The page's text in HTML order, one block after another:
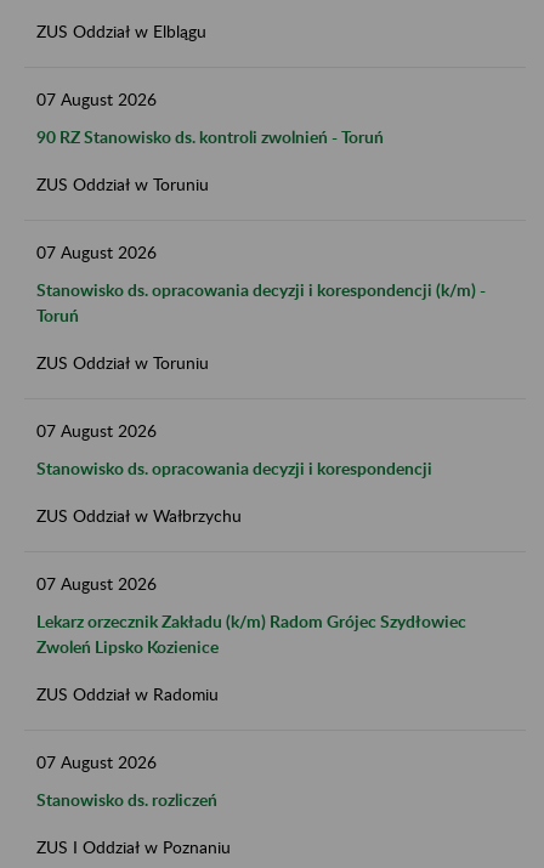
ZUS Oddział w Elblągu
07 August 2026
90 RZ Stanowisko ds. kontroli zwolnień - Toruń
ZUS Oddział w Toruniu
07 August 2026
Stanowisko ds. opracowania decyzji i korespondencji (k/m) -
Toruń
ZUS Oddział w Toruniu
07 August 2026
Stanowisko ds. opracowania decyzji i korespondencji
ZUS Oddział w Wałbrzychu
07 August 2026
Lekarz orzecznik Zakładu (k/m) Radom Grójec Szydłowiec
Zwoleń Lipsko Kozienice
ZUS Oddział w Radomiu
07 August 2026
Stanowisko ds. rozliczeń
ZUS I Oddział w Poznaniu